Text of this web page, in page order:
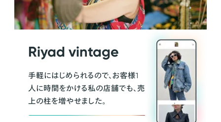
Riyad vintage
手軽にはじめられるので、お客様1
人に時間をかける私の店舗でも、売
上の柱を増やせました。